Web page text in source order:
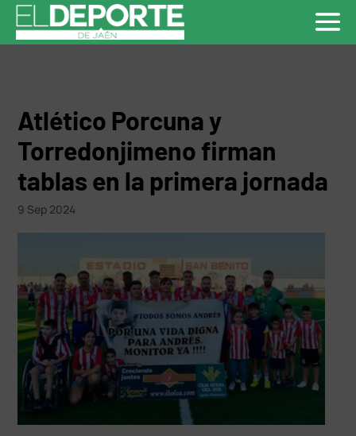
Atlético Porcuna y
Torredonjimeno firman
tablas en la primera jornada
9 Sep 2024